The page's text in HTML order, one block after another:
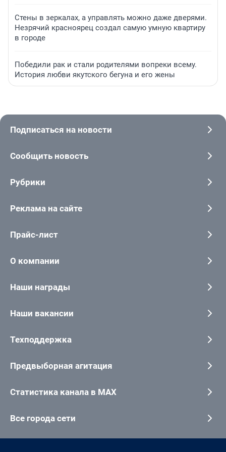
Стены в зеркалах, а управлять можно даже дверями.
Незрячий красноярец создал самую умную квартиру
в городе
Победили рак и стали родителями вопреки всему.
История любви якутского бегуна и его жены
Подписаться на новости
Сообщить новость
Рубрики
Реклама на сайте
Прайс-лист
О компании
Наши награды
Наши вакансии
Техподдержка
Предвыборная агитация
Статистика канала в MAX
Все города сети